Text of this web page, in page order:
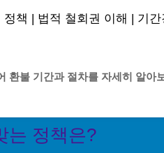
책 | 법적 철회권 이해 | 기
환불 기간과 절차를 자세히 알아
는 정책은?